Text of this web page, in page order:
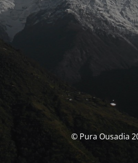
© Pura Ousadia